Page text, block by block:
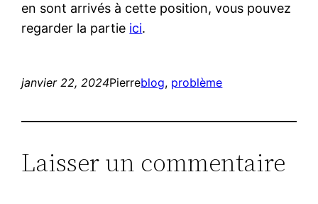
en sont arrivés à cette position, vous pouvez
regarder la partie ici.
janvier 22, 2024Pierreblog, problème
Laisser un commentaire